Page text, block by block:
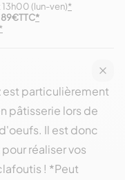
(lun-ven)*
*
89€TTC*
est particulièrement
pâtisserie lors de
Il est donc
réaliser vos
! *Peut